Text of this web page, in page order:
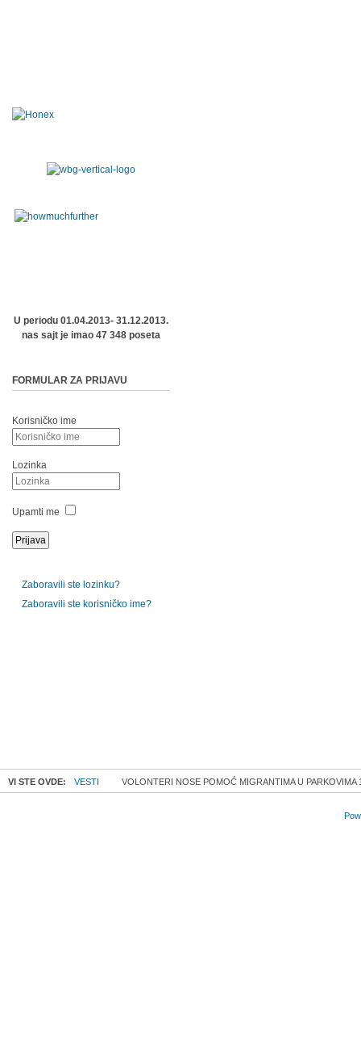
U periodu 01.04.2013- 31.12.2013.
nas sajt je imao 47 348 poseta
FORMULAR ZA PRIJAVU
Korisničko ime
Lozinka
Upamti me
Zaboravili ste lozinku?
Zaboravili ste korisničko ime?
VI STE OVDE: VESTI VOLONTERI NOSE POMOĆ MIGRANTIMA U PARKOVIMA